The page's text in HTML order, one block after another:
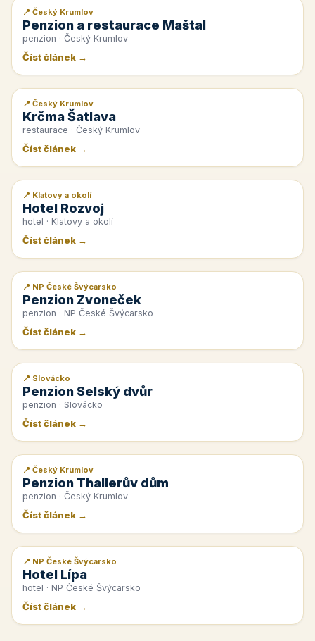
📰 PR článek
📍 Český Krumlov
Penzion a restaurace Maštal
penzion · Český Krumlov
Číst článek →
📰 PR článek
📍 Český Krumlov
Krčma Šatlava
restaurace · Český Krumlov
Číst článek →
📰 PR článek
📍 Klatovy a okolí
Hotel Rozvoj
hotel · Klatovy a okolí
Číst článek →
📰 PR článek
📍 NP České Švýcarsko
Penzion Zvoneček
penzion · NP České Švýcarsko
Číst článek →
📰 PR článek
📍 Slovácko
Penzion Selský dvůr
penzion · Slovácko
Číst článek →
📰 PR článek
📍 Český Krumlov
Penzion Thallerův dům
penzion · Český Krumlov
Číst článek →
📰 PR článek
📍 NP České Švýcarsko
Hotel Lípa
hotel · NP České Švýcarsko
Číst článek →